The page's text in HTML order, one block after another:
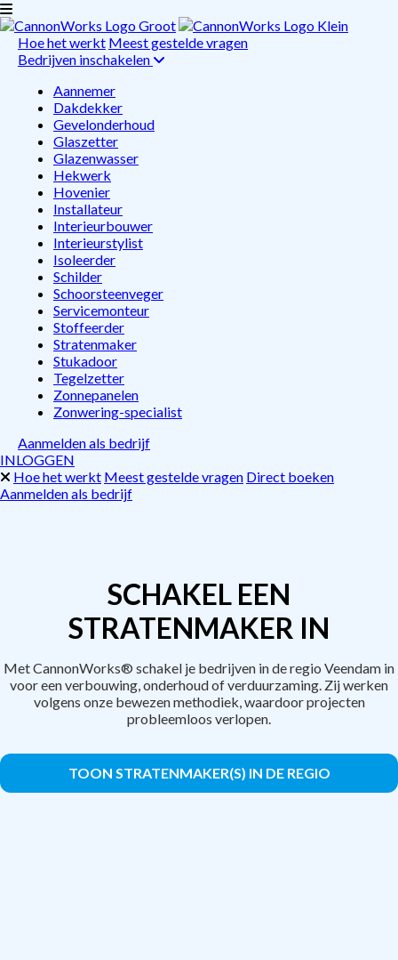
Hoe het werkt Meest gestelde vragen
Bedrijven inschakelen
Aannemer
Dakdekker
Gevelonderhoud
Glaszetter
Glazenwasser
Hekwerk
Hovenier
Installateur
Interieurbouwer
Interieurstylist
Isoleerder
Schilder
Schoorsteenveger
Servicemonteur
Stoffeerder
Stratenmaker
Stukadoor
Tegelzetter
Zonnepanelen
Zonwering-specialist
Aanmelden als bedrijf
INLOGGEN
Hoe het werkt Meest gestelde vragen Direct boeken
Aanmelden als bedrijf
SCHAKEL EEN
STRATENMAKER IN
Met CannonWorks® schakel je bedrijven in de regio Veendam in
voor een verbouwing, onderhoud of verduurzaming. Zij werken
volgens onze bewezen methodiek, waardoor projecten
probleemloos verlopen.
TOON STRATENMAKER(S) IN DE REGIO